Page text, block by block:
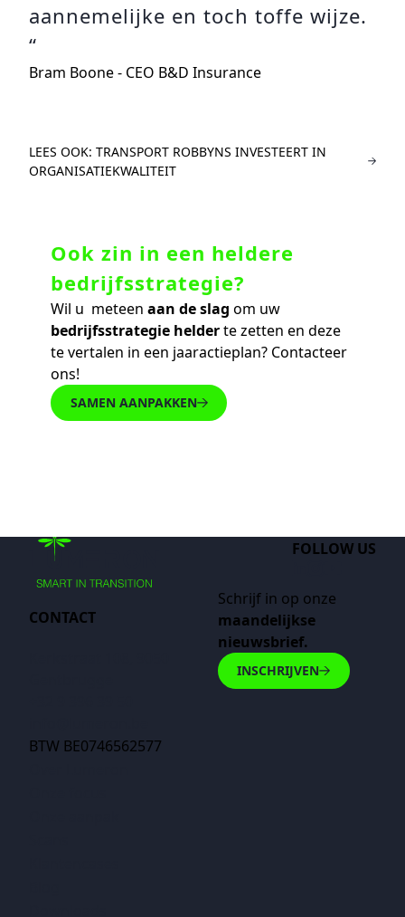
aannemelijke en toch toffe wijze.
“
Bram Boone - CEO B&D Insurance
LEES OOK: TRANSPORT ROBBYNS INVESTEERT IN
ORGANISATIEKWALITEIT
Ook zin in een heldere
bedrijfsstrategie?
Wil u meteen aan de slag om uw
bedrijfsstrategie helderte zetten en deze
te vertalen in een jaaractieplan? Contacteer
ons!
SAMEN AANPAKKEN
FOLLOW US
CONTACT
BTW BE0746562577
​Schrijf in op onze
maandelijkse
nieuwsbrief.
INSCHRIJVEN